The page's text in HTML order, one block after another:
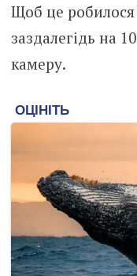
Щоб це робилося
заздалегідь на
камеру.